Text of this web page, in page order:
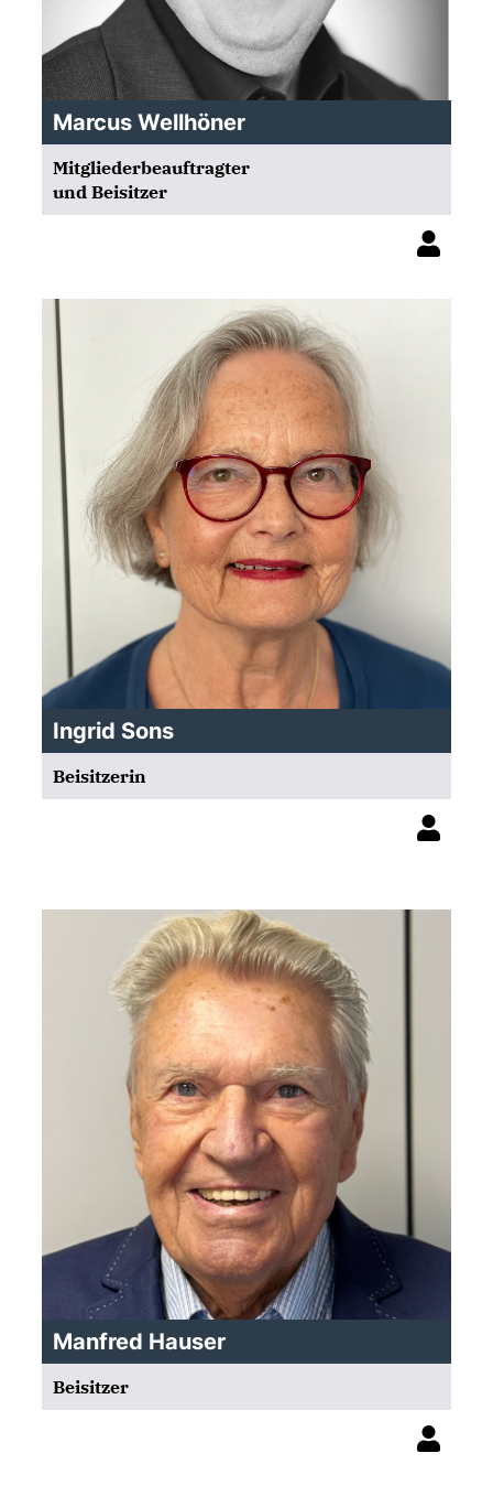
Marcus Wellhöner
Mitgliederbeauftragter
und Beisitzer
Ingrid Sons
Beisitzerin
Manfred Hauser
Beisitzer